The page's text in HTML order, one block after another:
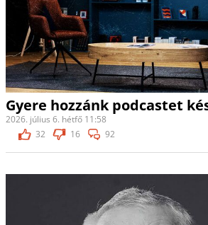
Gyere hozzánk podcastet
2026. július 6. hétfő 11:58
32
16 92